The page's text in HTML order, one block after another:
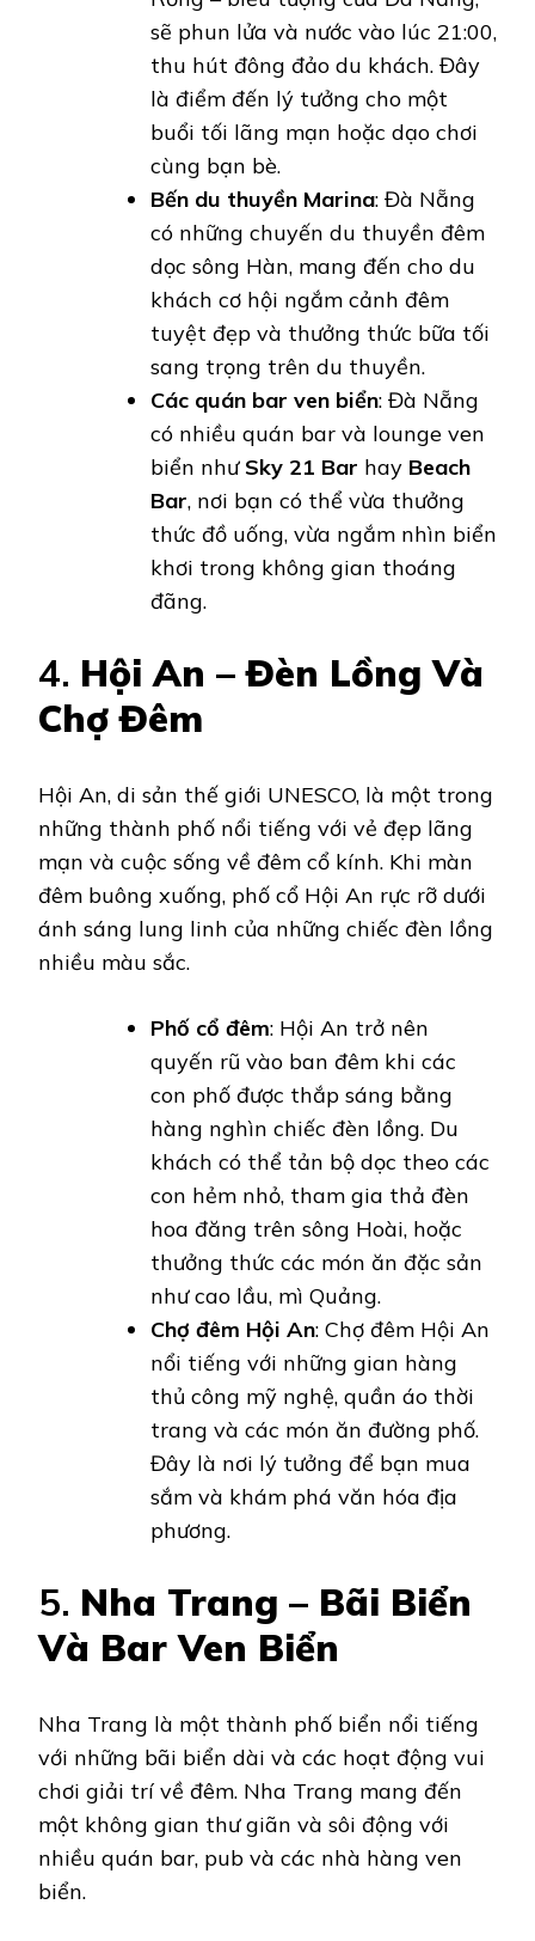
sẽ phun lửa và nước vào lúc 21:00,
thu hút đông đảo du khách. Đây
là điểm đến lý tưởng cho một
buổi tối lãng mạn hoặc dạo chơi
cùng bạn bè.
Bến du thuyền Marina: Đà Nẵng
có những chuyến du thuyền đêm
dọc sông Hàn, mang đến cho du
khách cơ hội ngắm cảnh đêm
tuyệt đẹp và thưởng thức bữa tối
sang trọng trên du thuyền.
Các quán bar ven biển: Đà Nẵng
có nhiều quán bar và lounge ven
biển như Sky 21 Bar hay Beach
Bar, nơi bạn có thể vừa thưởng
thức đồ uống, vừa ngắm nhìn biển
khơi trong không gian thoáng
đãng.
4. Hội An – Đèn Lồng Và
Chợ Đêm
Hội An, di sản thế giới UNESCO, là một trong
những thành phố nổi tiếng với vẻ đẹp lãng
mạn và cuộc sống về đêm cổ kính. Khi màn
đêm buông xuống, phố cổ Hội An rực rỡ dưới
ánh sáng lung linh của những chiếc đèn lồng
nhiều màu sắc.
Phố cổ đêm: Hội An trở nên
quyến rũ vào ban đêm khi các
con phố được thắp sáng bằng
hàng nghìn chiếc đèn lồng. Du
khách có thể tản bộ dọc theo các
con hẻm nhỏ, tham gia thả đèn
hoa đăng trên sông Hoài, hoặc
thưởng thức các món ăn đặc sản
như cao lầu, mì Quảng.
Chợ đêm Hội An: Chợ đêm Hội An
nổi tiếng với những gian hàng
thủ công mỹ nghệ, quần áo thời
trang và các món ăn đường phố.
Đây là nơi lý tưởng để bạn mua
sắm và khám phá văn hóa địa
phương.
5. Nha Trang – Bãi Biển
Và Bar Ven Biển
Nha Trang là một thành phố biển nổi tiếng
với những bãi biển dài và các hoạt động vui
chơi giải trí về đêm. Nha Trang mang đến
một không gian thư giãn và sôi động với
nhiều quán bar, pub và các nhà hàng ven
biển.